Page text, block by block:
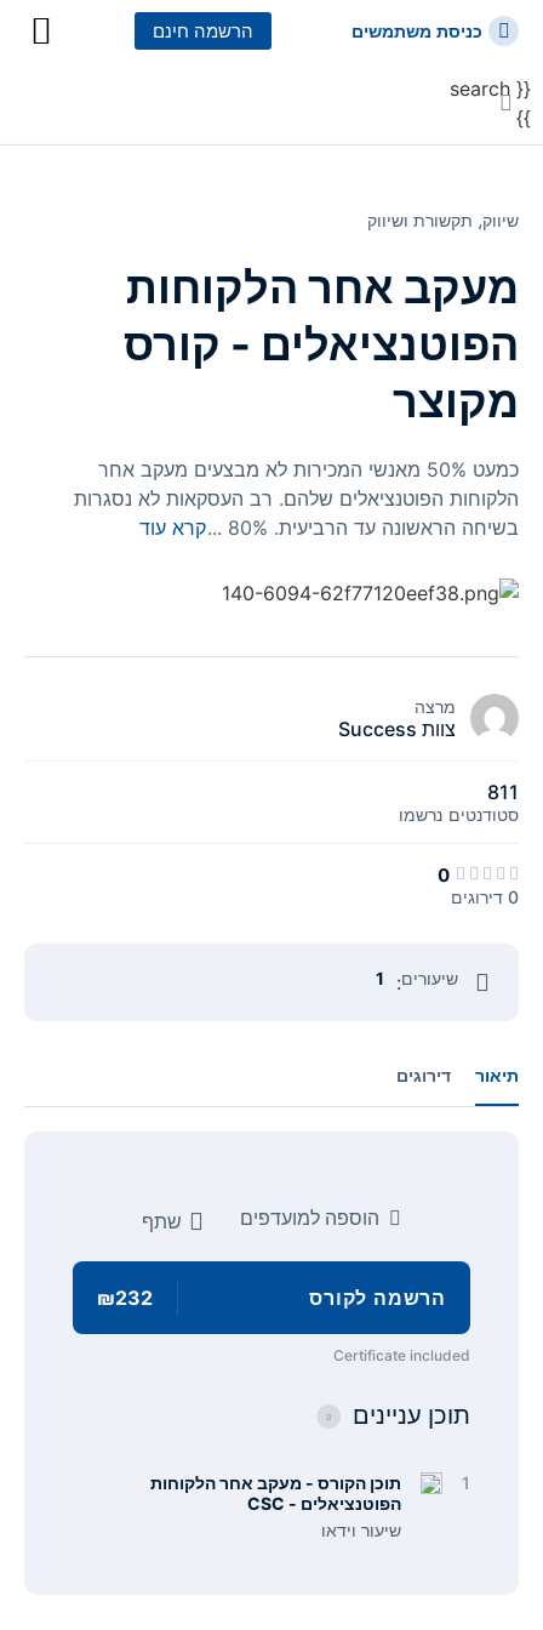
כניסת משתמשים הרשמה חינם
{{ search
}}
שיווק⸲ תקשורת ושיווק
מעקב אחר הלקוחות
הפוטנציאלים - קורס
מקוצר
כמעט 50% מאנשי המכירות לא מבצעים מעקב אחר
הלקוחות הפוטנציאלים שלהם. רב העסקאות לא נסגרות
בשיחה הראשונה עד הרביעית. 80%
...קרא עוד
מרצה
צוות Success
811
סטודנטים נרשמו
0
0 דירוגים
שיעורים:
1
תיאור דירוגים
הוספה למועדפים שתף
הרשמה לקורס ₪232
Certificate included
תוכן עניינים
1
תוכן הקורס - מעקב אחר הלקוחות
הפוטנציאלים - CSC
שיעור וידאו